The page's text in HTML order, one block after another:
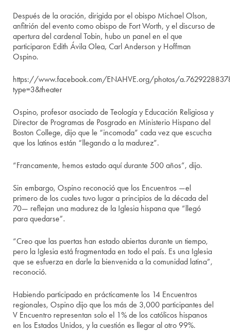
Después de la oración, dirigida por el obispo Michael Olson,
anfitrión del evento como obispo de Fort Worth, y el discurso de
apertura del cardenal Tobin, hubo un panel en el que
participaron Edith Ávila Olea, Carl Anderson y Hoffman
Ospino.
https://www.facebook.com/ENAHVE.org/photos/
type=3&theater
Ospino, profesor asociado de Teología y Educación Religiosa y
Director de Programas de Posgrado en Ministerio Hispano del
Boston College, dijo que le “incomoda” cada vez que escucha
que los latinos están “llegando a la madurez”.
“Francamente, hemos estado aquí durante 500 años”, dijo.
Sin embargo, Ospino reconoció que los Encuentros —el
primero de los cuales tuvo lugar a principios de la década del
70— reflejan una madurez de la Iglesia hispana que “llegó
para quedarse”.
“Creo que las puertas han estado abiertas durante un tiempo,
pero la Iglesia está fragmentada en todo el país. Es una Iglesia
que se esfuerza en darle la bienvenida a la comunidad latina”,
reconoció.
Habiendo participado en prácticamente los 14 Encuentros
regionales, Ospino dijo que los más de 3,000 participantes del
V Encuentro representan solo el 1% de los católicos hispanos
en los Estados Unidos, y la cuestión es llegar al otro 99%.